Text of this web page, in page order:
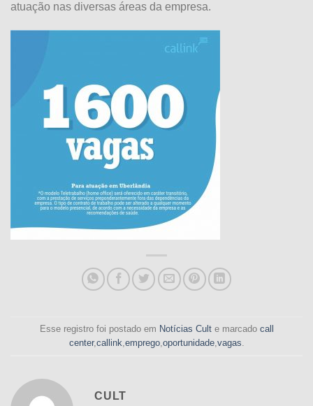
atuação nas diversas áreas da empresa.
Esse registro foi postado em Notícias Culte marcado call
center, callink emprego, oportunidade, vagas
CULT